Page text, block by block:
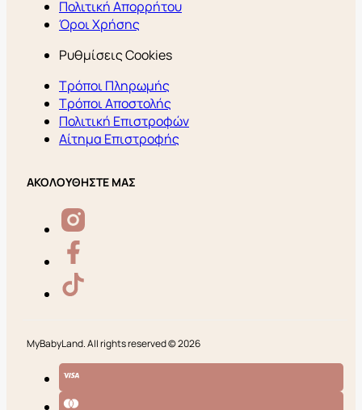
Πολιτική Απορρήτου
Όροι Χρήσης
Ρυθμίσεις Cookies
Τρόποι Πληρωμής
Τρόποι Αποστολής
Πολιτική Επιστροφών
Αίτημα Επιστροφής
ΑΚΟΛΟΥΘΗΣΤΕ ΜΑΣ
MyBabyLand. All rights reserved © 2026